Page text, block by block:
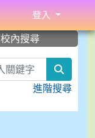
校內搜尋
進階搜尋
登入